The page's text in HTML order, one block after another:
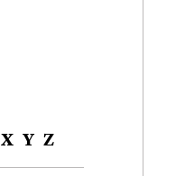
X Y Z